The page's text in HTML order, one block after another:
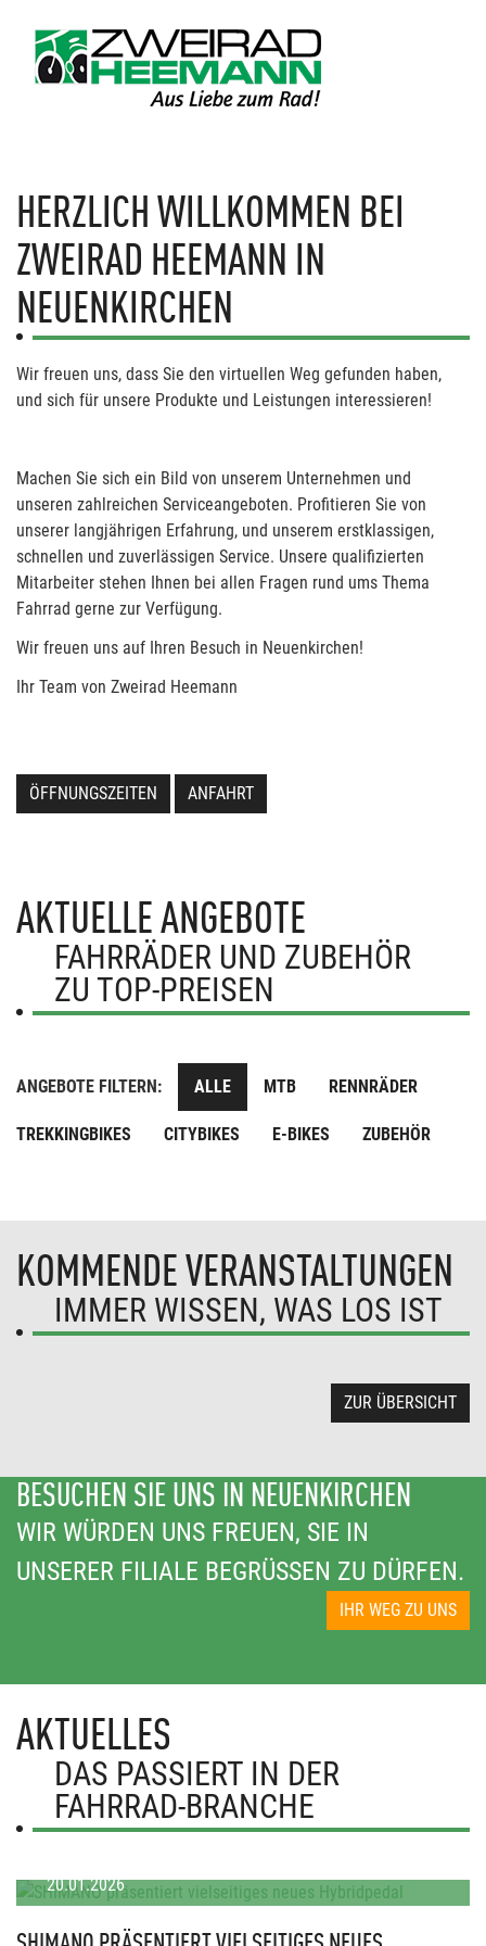
HERZLICH WILLKOMMEN BEI
ZWEIRAD HEEMANN IN
NEUENKIRCHEN
Wir freuen uns, dass Sie den virtuellen Weg gefunden haben,
und sich für unsere Produkte und Leistungen interessieren!
Machen Sie sich ein Bild von unserem Unternehmen und
unseren zahlreichen Serviceangeboten. Profitieren Sie von
unserer langjährigen Erfahrung, und unserem erstklassigen,
schnellen und zuverlässigen Service. Unsere qualifizierten
Mitarbeiter stehen Ihnen bei allen Fragen rund ums Thema
Fahrrad gerne zur Verfügung.
Wir freuen uns auf Ihren Besuch in Neuenkirchen!
Ihr Team von Zweirad Heemann
ÖFFNUNGSZEITEN ANFAHRT
AKTUELLE ANGEBOTE
FAHRRÄDER UND ZUBEHÖR
ZU TOP-PREISEN
ANGEBOTE FILTERN: ALLE MTB RENNRÄDER
TREKKINGBIKES CITYBIKES E-BIKES ZUBEHÖR
KOMMENDE VERANSTALTUNGEN
IMMER WISSEN, WAS LOS IST
ZUR ÜBERSICHT
BESUCHEN SIE UNS IN NEUENKIRCHEN
WIR WÜRDEN UNS FREUEN, SIE IN
UNSERER FILIALE BEGRÜSSEN ZU DÜRFEN.
IHR WEG ZU UNS
AKTUELLES
DAS PASSIERT IN DER
FAHRRAD-BRANCHE
20.01.2026